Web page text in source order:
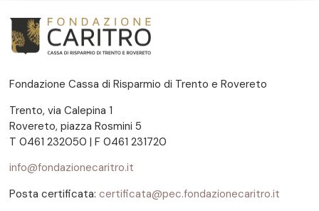
Fondazione Cassa di Risparmio di Trento e Rovereto
Trento, via Calepina 1
Rovereto, piazza Rosmini 5
T 0461 232050 | F 0461 231720
info@fondazionecaritro.it
Posta certificata: certificata@pec.fondazionecaritro.it